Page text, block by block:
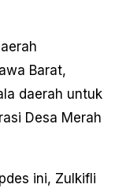
Barat,
daerah untuk
Desa Merah
ini, Zulkifli